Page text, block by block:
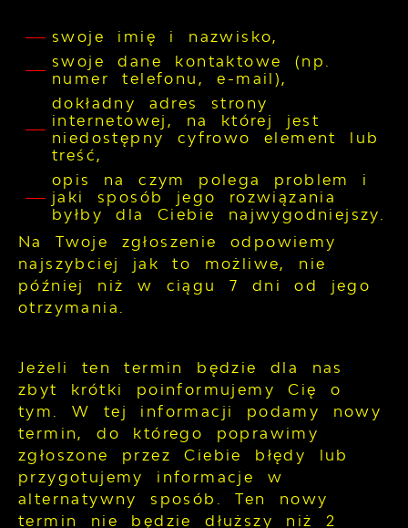
swoje imię i nazwisko,
swoje dane kontaktowe (np.
numer telefonu, e-mail),
dokładny adres strony
internetowej, na której jest
niedostępny cyfrowo element lub
treść,
opis na czym polega problem i
jaki sposób jego rozwiązania
byłby dla Ciebie najwygodniejszy.
Na Twoje zgłoszenie odpowiemy
najszybciej jak to możliwe, nie
później niż w ciągu 7 dni od jego
otrzymania.
Jeżeli ten termin będzie dla nas
zbyt krótki poinformujemy Cię o
tym. W tej informacji podamy nowy
termin, do którego poprawimy
zgłoszone przez Ciebie błędy lub
przygotujemy informacje w
alternatywny sposób. Ten nowy
termin nie będzie dłuższy niż 2